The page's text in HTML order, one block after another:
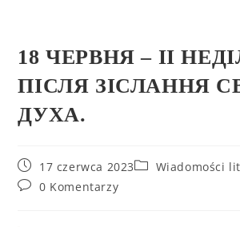
18 ЧЕРВНЯ – II
ПІСЛЯ ЗІСЛАННЯ
ДУХА.
17 czerwca 2023
Wiadomości
0 Komentarzy